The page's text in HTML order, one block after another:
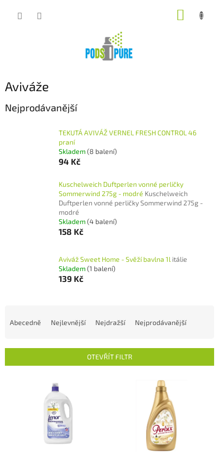
Aviváže
Nejprodávanější
TEKUTÁ AVIVÁŽ VERNEL FRESH CONTROL 46
praní
Skladem(8 balení)
94 Kč
Kuschelweich Duftperlen vonné perličky
Sommerwind 275g - modré Kuschelweich
Duftperlen vonné perličky Sommerwind 275g -
modré
Skladem(4 balení)
158 Kč
Aviváž Sweet Home - Svěží bavlna 1l itálie
Skladem(1 balení)
139 Kč
í
Abecedně Nejlevnější Nejdražší Nejprodávanější
OTEVŘÍT FILTR